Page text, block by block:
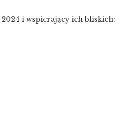
i wspierający ich bliskich: